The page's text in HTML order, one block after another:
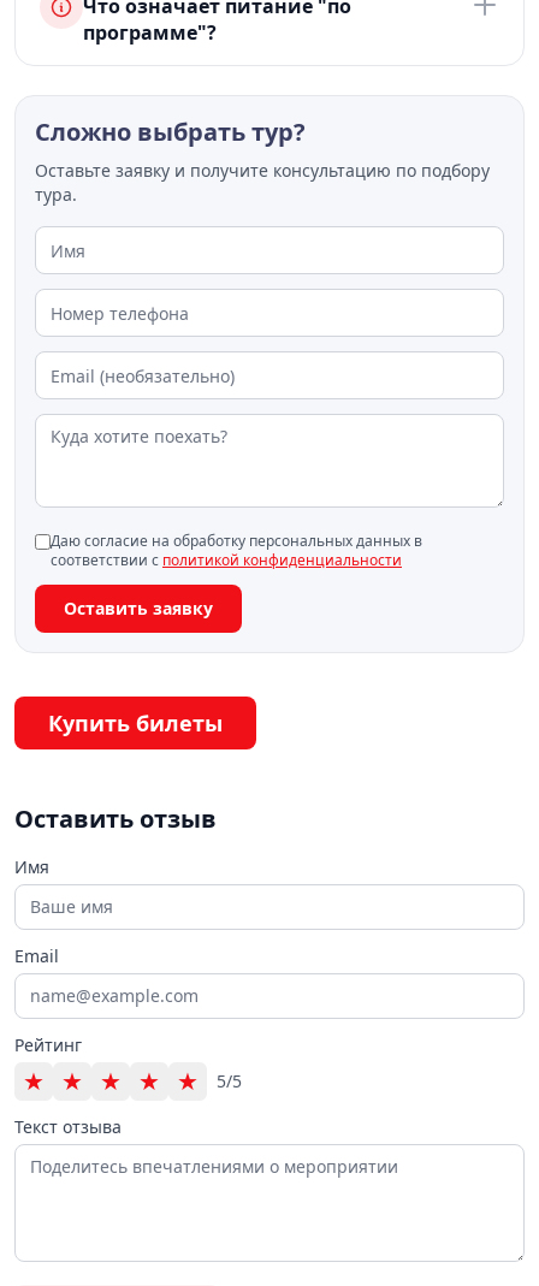
Что означает питание "по
программе"?
Сложно выбрать тур?
Оставьте заявку и получите консультацию по подбору
тура.
Даю согласие на обработку персональных данных в
соответствии с политикой конфиденциальности
Оставить заявку
Купить билеты
Оставить отзыв
Имя
Email
Рейтинг
★ ★ ★ ★ ★
5/5
Текст отзыва